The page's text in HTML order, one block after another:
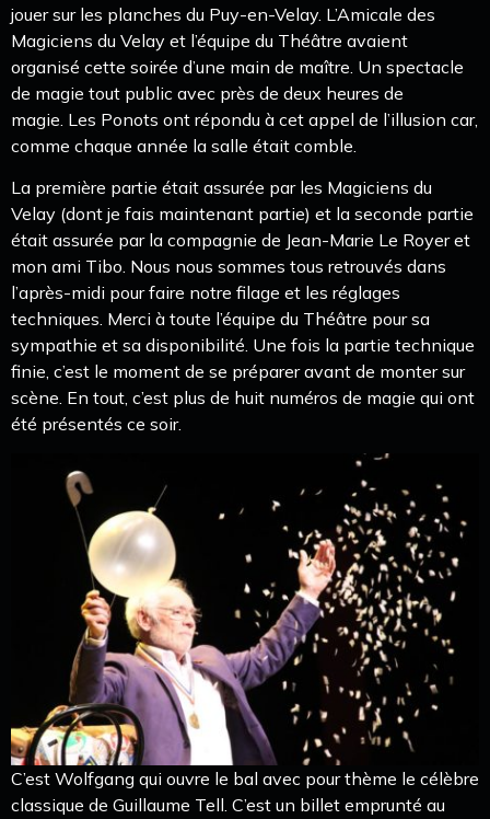
jouer sur les planches du Puy-en-Velay. L’Amicale des
Magiciens du Velay et l’équipe du Théâtre avaient
organisé cette soirée d’une main de maître. Un spectacle
de magie tout public avec près de deux heures de
magie. Les Ponots ont répondu à cet appel de l’illusion car,
comme chaque année la salle était comble.
La première partie était assurée par les Magiciens du
Velay (dont je fais maintenant partie) et la seconde partie
était assurée par la compagnie de Jean-Marie Le Royer et
mon ami Tibo. Nous nous sommes tous retrouvés dans
l’après-midi pour faire notre filage et les réglages
techniques. Merci à toute l’équipe du Théâtre pour sa
sympathie et sa disponibilité. Une fois la partie technique
finie, c’est le moment de se préparer avant de monter sur
scène. En tout, c’est plus de huit numéros de magie qui ont
été présentés ce soir.
C’est Wolfgang qui ouvre le bal avec pour thème le célèbre
classique de Guillaume Tell. C’est un billet emprunté au